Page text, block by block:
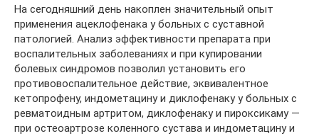
На сегодняшний день накоплен значительный опыт
применения ацеклофенака у больных с суставной
патологией. Анализ эффективности препарата при
воспалительных заболеваниях и при купировании
болевых синдромов позволил установить его
противовоспалительное действие, эквивалентное
кетопрофену, индометацину и диклофенаку у больных с
ревматоидным артритом, диклофенаку и пироксикаму —
при остеоартрозе коленного сустава и индометацину и